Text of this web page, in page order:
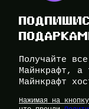
Получайте
Майнкрафт, а
Майнкрафт
Нажимая на